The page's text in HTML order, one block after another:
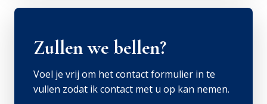
Zullen we bellen?
Voel je vrij om het contact formulier in te
vullen zodat ik contact met u op kan nemen.